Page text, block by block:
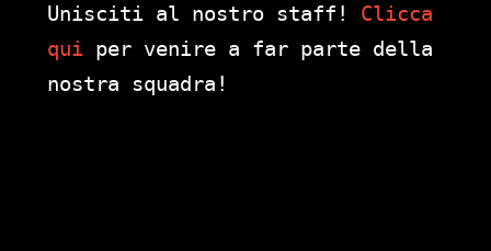
Unisciti al nostro staff! Clicca
qui per venire a far parte della
nostra squadra!